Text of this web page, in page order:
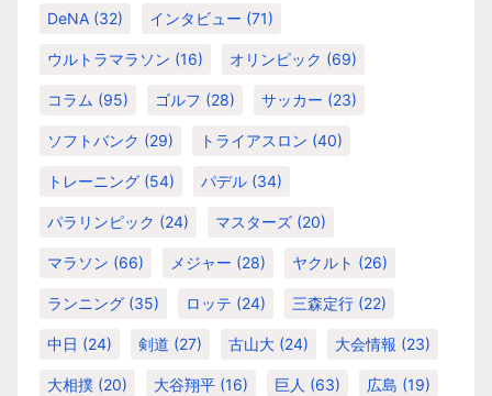
DeNA (32) インタビュー (71)
ウルトラマラソン (16) オリンピック (69)
コラム (95) ゴルフ (28) サッカー (23)
ソフトバンク (29) トライアスロン (40)
トレーニング (54) パデル (34)
パラリンピック (24) マスターズ (20)
マラソン (66) メジャー (28) ヤクルト (26)
ランニング (35) ロッテ (24) 三森定行 (22)
中日 (24) 剣道 (27) 古山大 (24) 大会情報 (23)
大相撲 (20) 大谷翔平 (16) 巨人 (63) 広島 (19)